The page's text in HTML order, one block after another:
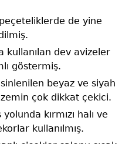
de yine
kullanılan dev avizeler
göstermiş.
beyaz ve siyah
çok dikkat çekici.
kırmızı halı ve
kullanılmış.